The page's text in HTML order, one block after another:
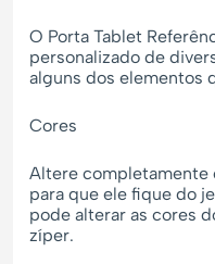
O Porta Tablet
personalizado de
alguns dos elementos
Cores
Altere completamente
para que ele fique do
pode alterar as cores
zíper.